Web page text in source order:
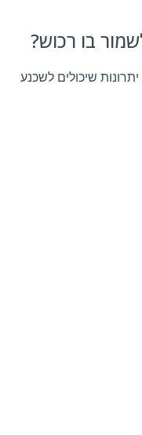
בו רכוש?
שיכולים לשכנע